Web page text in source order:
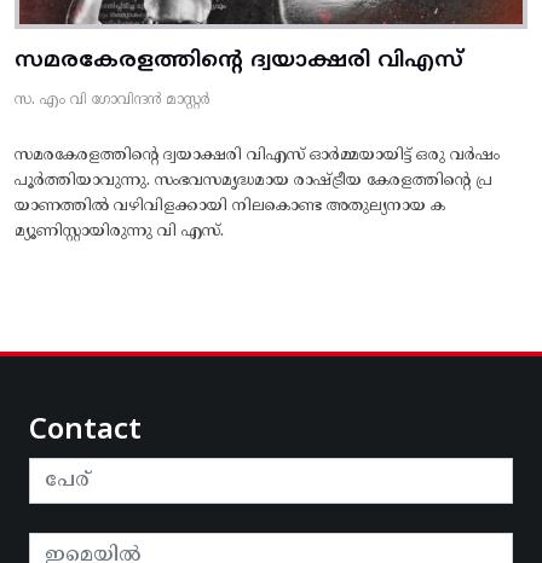
സമരകേരളത്തിൻ്റെ ദ്വയാക്ഷരി വിഎസ്
സ. എം വി ഗോവിന്ദൻ മാസ്റ്റർ
സമരകേരളത്തിൻ്റെ ദ്വയാക്ഷരി വിഎസ് ഓർമ്മയായിട്ട് ഒരു വർഷം
പൂർത്തിയാവുന്നു. സംഭവസമൃദ്ധമായ രാഷ്ട്രീയ കേരളത്തിന്റെ പ്ര
യാണത്തിൽ വഴിവിളക്കായി നിലകൊണ്ട അതുല്യനായ ക
മ്യൂണിസ്റ്റായിരുന്നു വി എസ്.
Contact